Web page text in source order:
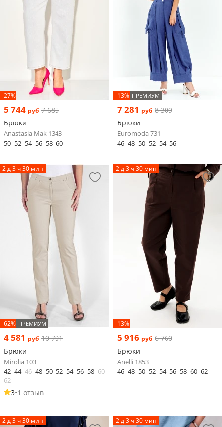
-27%
5 744 руб 7 685
Брюки
Anastasia Mak 1343
50 52 54 56 58 60
-13% ПРЕМИУМ
7 281 руб 8 309
Брюки
Euromoda 731
46 48 50 52 54 56
2 д 3 ч 30 мин
-62% ПРЕМИУМ
4 581 руб 10 701
Брюки
Mirolia 103
42 44 46 48 50 52 54 56 58 60
62
3•1 отзыв
2 д 3 ч 30 мин
-13%
5 916 руб 6 760
Брюки
Anelli 1853
46 48 50 52 54 56 58 60 62
2 д 3 ч 30 мин 2 д 3 ч 30 мин